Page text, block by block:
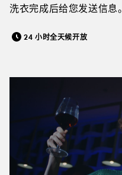
洗衣完成后给您发送信息。
24 小时全天候开放